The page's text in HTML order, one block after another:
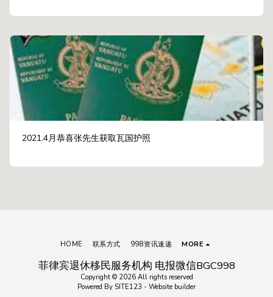
2021.4月恭喜张先生获取瓦国护照
菲律宾退休移民服务机构 电报微信BGC998
Copyright © 2026 All rights reserved
Powered By SITE123 - Website builder
HOME 联系方式 998资讯速递 MORE